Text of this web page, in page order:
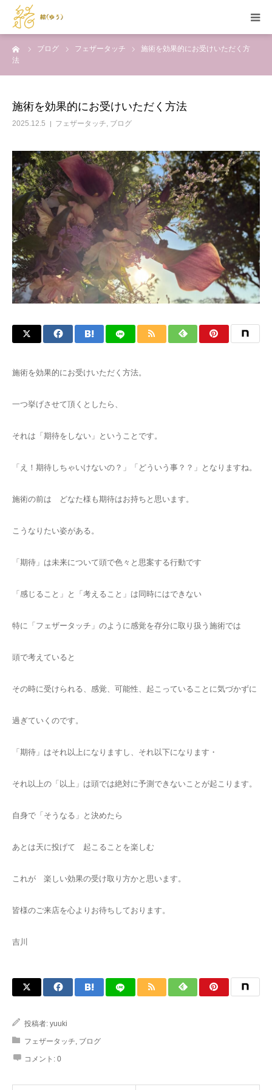
ブログ フェザータッチ
施術を効果的にお受けいただく方
法
施術を効果的にお受けいただく方法
2025.12.5 フェザータッチ, ブログ
施術を効果的にお受けいただく方法。
一つ挙げさせて頂くとしたら、
それは「期待をしない」ということです。
「え！期待しちゃいけないの？」「どういう事？？」となりますね。
施術の前は どなた様も期待はお持ちと思います。
こうなりたい姿がある。
「期待」は未来について頭で色々と思案する行動です
「感じること」と「考えること」は同時にはできない
特に「フェザータッチ」のように感覚を存分に取り扱う施術では
頭で考えていると
その時に受けられる、感覚、可能性、起こっていることに気づかずに
過ぎていくのです。
「期待」はそれ以上になりますし、それ以下になります・
それ以上の「以上」は頭では絶対に予測できないことが起こります。
自身で「そうなる」と決めたら
あとは天に投げて 起こることを楽しむ
これが 楽しい効果の受け取り方かと思います。
皆様のご来店を心よりお待ちしております。
吉川
投稿者: yuuki
フェザータッチ ブログ
コメント: 0
HOME
メニュー
セラピスト紹介
施術例
お問い合わせ